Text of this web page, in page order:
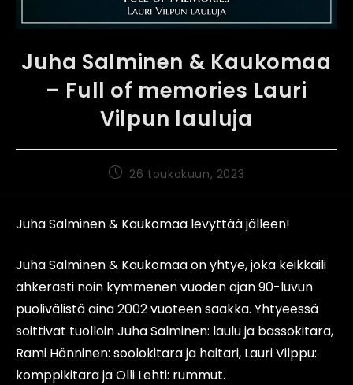
Juha Salminen & Kaukomaa
– Full of memories Lauri
Vilpun lauluja
26 toukokuun, 2023
Juha Salminen & Kaukomaa levyttää jälleen!
Juha Salminen & Kaukomaa on yhtye, joka keikkaili
ahkerasti noin kymmenen vuoden ajan 90-luvun
puolivälistä aina 2002 vuoteen saakka. Yhtyeessä
soittivat tuolloin Juha Salminen: laulu ja bassokitara,
Rami Hänninen: soolokitara ja haitari, Lauri Vilppu:
komppikitara ja Olli Lehti: rummut.